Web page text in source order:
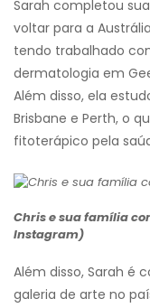
Sarah completou
voltar para a
tendo trabalhado
dermatologia em
Além disso, ela
Brisbane e Perth, o
fitoterápico pela
Chris e sua família
Instagram)
Além disso, Sarah é
galeria de arte no